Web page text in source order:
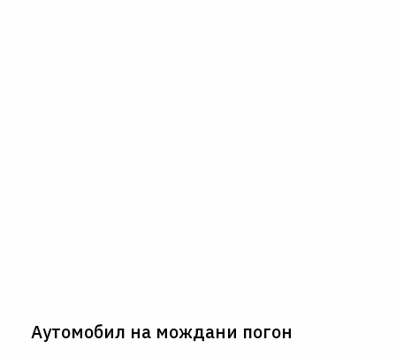
Аутомобил на мождани погон